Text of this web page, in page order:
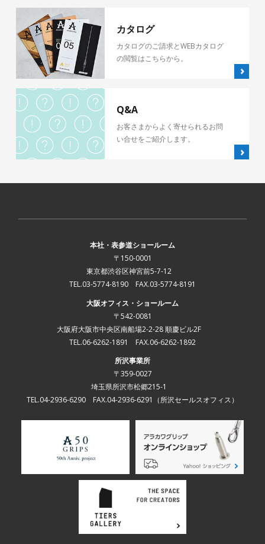
カタログ
カタログのご請求とWEBカタログ
の閲覧はこちらから。
Q&A
お客さまからよく寄せられるお問
い合せをご紹介します。
本社・表参道ショールーム
〒150-0001
東京都渋谷区神宮前5-7-12
TEL.03-5774-8190 FAX.03-5774-8191
大阪オフィス・ショールーム
〒542-0081
大阪府大阪市中央区南船場2-2-28 順慶ビル2F
TEL.06-6262-1891 FAX.06-6262-1892
所沢事業所
〒359-0027
埼玉県所沢市松郷215-1
TEL.04-2936-6290 FAX.04-2936-6291 （所沢セールスオフィス）